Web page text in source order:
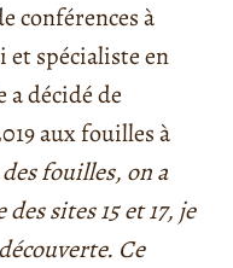
conférences à
et spécialiste en
décidé de
aux fouilles à
fouilles, on a
sites 15 et 17, je
Ce